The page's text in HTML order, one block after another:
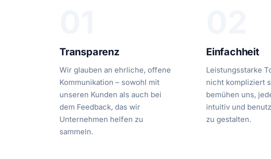
Transparenz
Wir glauben an ehrliche, offene
Kommunikation – sowohl mit
unseren Kunden als auch bei
dem Feedback, das wir
Unternehmen helfen zu
sammeln.
Einfachheit
Leistungsstarke
nicht kompliziert
bemühen uns,
intuitiv und
zu gestalten.